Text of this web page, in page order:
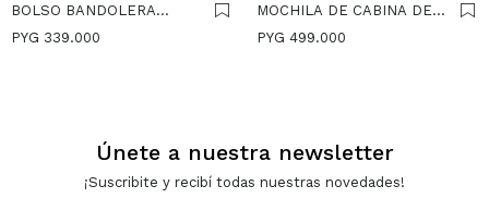
BOLSO BANDOLERA
EFECTO PIEL CON
PYG 339.000
MOCHILA DE CABINA DE
NYLON - ROSA
PYG 499.000
Únete a nuestra newsletter
¡Suscribite y recibí todas nuestras novedades!